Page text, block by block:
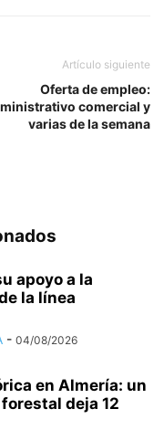
Artículo siguiente
Oferta de empleo:
comercial y
varias de la semana
apoyo a la
la línea
- 04/08/2026
en Almería: un
deja 12